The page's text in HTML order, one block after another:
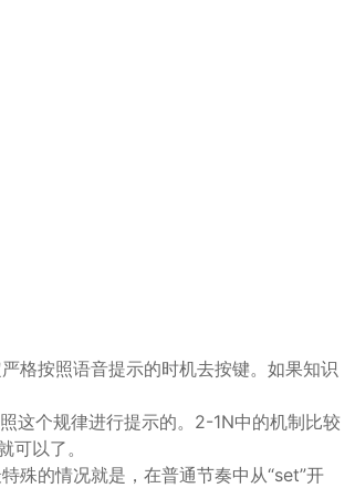
格按照语音提示的时机去按键。如果知识
这个规律进行提示的。2-1N中的机制比较
以了。
殊的情况就是，在普通节奏中从“set”开